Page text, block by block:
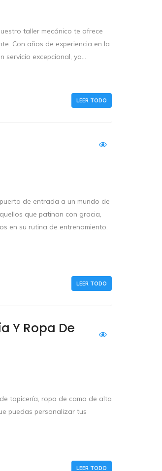
taller mecánico te ofrece
Con años de experiencia en la
excepcional, ya...
LEER TODO
de entrada a un mundo de
que patinan con gracia,
en su rutina de entrenamiento.
LEER TODO
Y Ropa De
tapicería, ropa de cama de alta
puedas personalizar tus
LEER TODO